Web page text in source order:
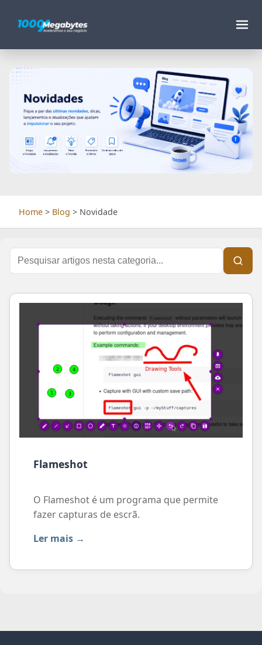
Home > Blog > Novidade
Flameshot
O Flameshot é um programa que permite
fazer capturas de escrã.
Ler mais →